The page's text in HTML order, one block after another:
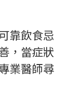
靠飲食忌
，當症狀
業醫師尋